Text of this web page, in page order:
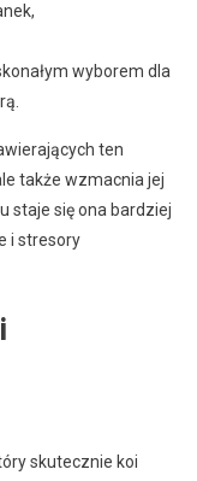
wyborem dla
ten
także wzmacnia jej
staje się ona bardziej
i stresory
skutecznie koi